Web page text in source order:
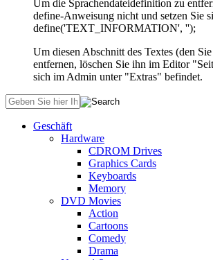
Um die Sprachendateidefinition zu
define-Anweisung nicht und setzen Sie
define('TEXT_INFORMATION', '');
Um diesen Abschnitt des Textes (den
entfernen, löschen Sie ihn im Editor
sich im Admin unter "Extras" befindet.
Geschäft
Hardware
CDROM Drives
Graphics Cards
Keyboards
Memory
DVD Movies
Action
Cartoons
Comedy
Drama